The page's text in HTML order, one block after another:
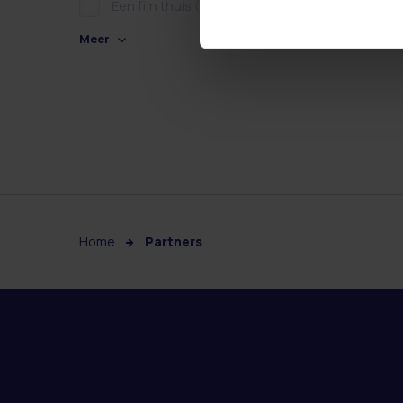
Meer
Home Partners